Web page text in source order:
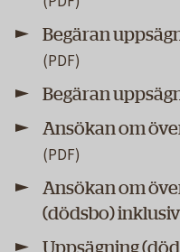
Begäran
Begäran
Ansökan om
Ansökan om
(dödsbo)
Uppsägning